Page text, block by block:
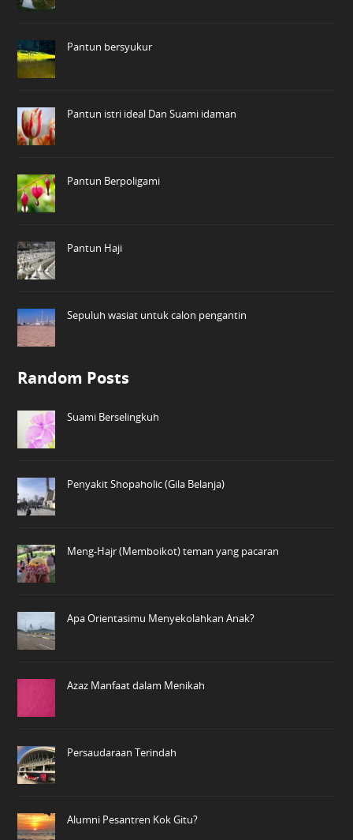
Pantun bersyukur
Pantun istri ideal Dan Suami idaman
Pantun Berpoligami
Pantun Haji
Sepuluh wasiat untuk calon pengantin
Random Posts
Suami Berselingkuh
Penyakit Shopaholic (Gila Belanja)
Meng-Hajr (Memboikot) teman yang pacaran
Apa Orientasimu Menyekolahkan Anak?
Azaz Manfaat dalam Menikah
Persaudaraan Terindah
Alumni Pesantren Kok Gitu?